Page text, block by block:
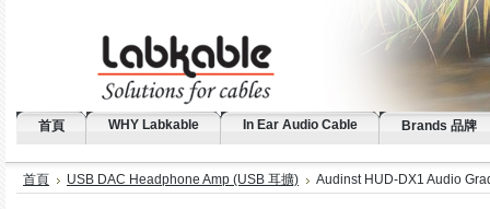
首頁 WHY Labkable In Ear Audio Cable Brands 品牌
首頁 USB DAC Headphone Amp (USB 耳擴) Audinst HUD-DX1 Audio